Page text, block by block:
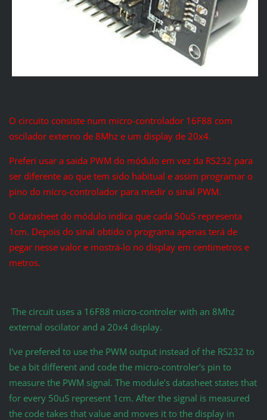
O circuito consiste num micro-controlador 16F88 com
oscilador externo de 8Mhz e um display de 20x4.
Preferi usar a saida PWM do módulo em vez da RS232 para
ser diferente ao que tem sido habitual e assim programar o
pino do micro-controlador para medir o sinal PWM.
O datasheet do módulo indica que cada 50uS representa
1cm. Depois do sinal obtido o programa apenas terá de
pegar nesse valor e mostrá-lo no display em centimetros e
metros.
The circuit uses a 16F88 micro-controler with an 8Mhz
external oscilator and a 20x4 display.
I've prefered to use the PWM output instead of the RS232 to
be a bit different and code the micro-controler's pin to
measure the PWM signal. The module's datasheet states that
for every 50uS represent 1cm. After the signal is measured
the code takes that value and moves it to the display in